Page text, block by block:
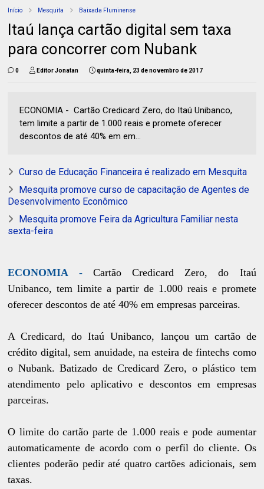
Início Mesquita Baixada Fluminense
Itaú lança cartão digital sem taxa
para concorrer com Nubank
0 Editor Jonatan quinta-feira, 23 de novembro de 2017
ECONOMIA - Cartão Credicard Zero, do Itaú Unibanco,
tem limite a partir de 1.000 reais e promete oferecer
descontos de até 40% em em...
Curso de Educação Financeira é realizado em Mesquita
Mesquita promove curso de capacitação de Agentes de
Desenvolvimento Econômico
Mesquita promove Feira da Agricultura Familiar nesta
sexta-feira
ECONOMIA - Cartão Credicard Zero, do Itaú
Unibanco, tem limite a partir de 1.000 reais e promete
oferecer descontos de até 40% em empresas parceiras.
A Credicard, do Itaú Unibanco, lançou um cartão de
crédito digital, sem anuidade, na esteira de fintechs como
o Nubank. Batizado de Credicard Zero, o plástico tem
atendimento pelo aplicativo e descontos em empresas
parceiras.
O limite do cartão parte de 1.000 reais e pode aumentar
automaticamente de acordo com o perfil do cliente. Os
clientes poderão pedir até quatro cartões adicionais, sem
taxas.